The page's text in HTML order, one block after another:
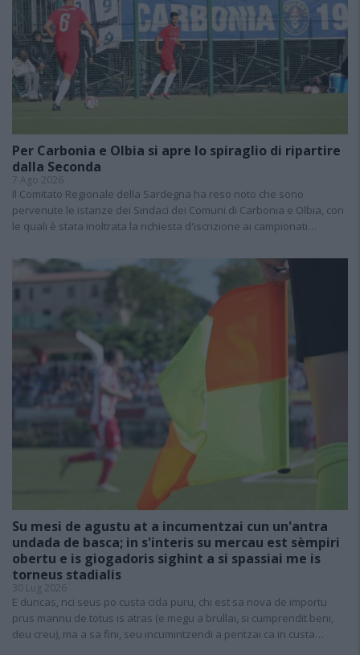
Per Carbonia e Olbia si apre lo spiraglio di ripartire
dalla Seconda
7 Ago 2026
Il Comitato Regionale della Sardegna ha reso noto che sono
pervenute le istanze dei Sindaci dei Comuni di Carbonia e Olbia, con
le quali è stata inoltrata la richiesta d'iscrizione ai campionati…
Su mesi de agustu at a incumentzai cun un'antra
undada de basca; in s'interis su mercau est sèmpiri
obertu e is giogadoris sighint a si spassiai me is
torneus stadialis
30 Lug 2026
E duncas, nci seus po custa cida puru, chi est sa nova de importu
prus mannu de totus is atras (e megu a brullai, si cumprendit beni,
deu creu), ma a sa fini, seu incumintzendi a pentzai ca in custa…